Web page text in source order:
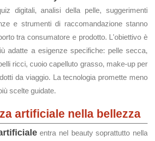
digitali, analisi della pelle, suggerimenti
e strumenti di raccomandazione stanno
tra consumatore e prodotto. L'obiettivo è
adatte a esigenze specifiche: pelle secca,
ricci, cuoio capelluto grasso, make-up per
da viaggio. La tecnologia promette meno
scelte guidate.
artificiale nella bellezza
entra nel beauty soprattutto nella